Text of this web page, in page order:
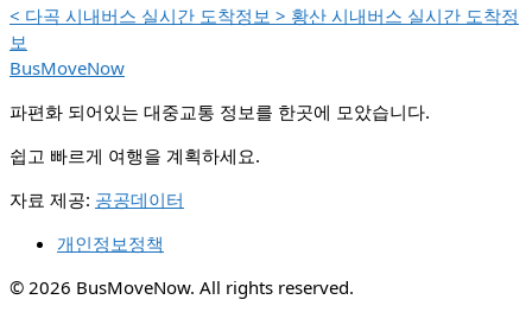
< 다곡 시내버스 실시간 도착정보 > 황산 시내버스 실시간 도착정
보
BusMoveNow
파편화 되어있는 대중교통 정보를 한곳에 모았습니다.
쉽고 빠르게 여행을 계획하세요.
자료 제공: 공공데이터
개인정보정책
© 2026 BusMoveNow. All rights reserved.